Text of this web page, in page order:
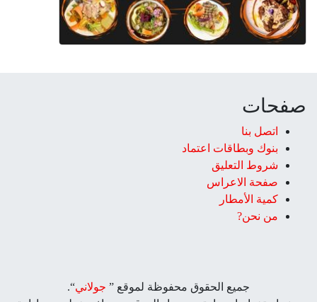
صفحات
اتصل بنا
بنوك وبطاقات اعتماد
شروط التعليق‎
صفحة الاعراس
كمية الأمطار
من نحن?
جميع الحقوق محفوظة لموقع ” جولاني“.